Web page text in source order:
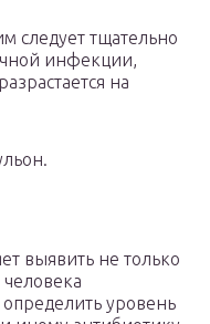
следует тщательно
инфекции,
на
выявить не только
уровень